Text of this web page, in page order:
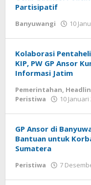
Partisipatif
Banyuwangi 10
Kolaborasi
KIP, PW GP Ansor
Informasi Jatim
Pemerintahan,
Peristiwa
10 Januari
GP Ansor di
Bantuan untuk
Sumatera
Peristiwa 7